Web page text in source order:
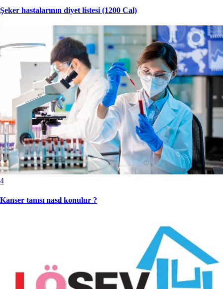
Şeker hastalarının diyet listesi (1200 Cal)
4
Kanser tanısı nasıl konulur ?